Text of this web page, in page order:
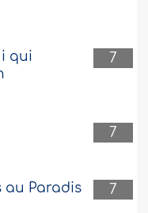
7
qui
7
7
au Paradis